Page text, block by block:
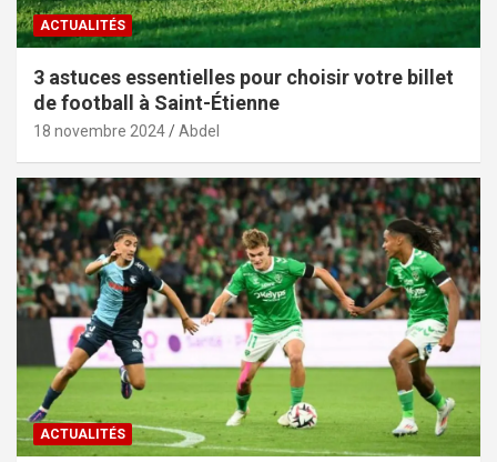
ACTUALITÉS
3 astuces essentielles pour choisir votre billet
de football à Saint-Étienne
18 novembre 2024 Abdel
ACTUALITÉS